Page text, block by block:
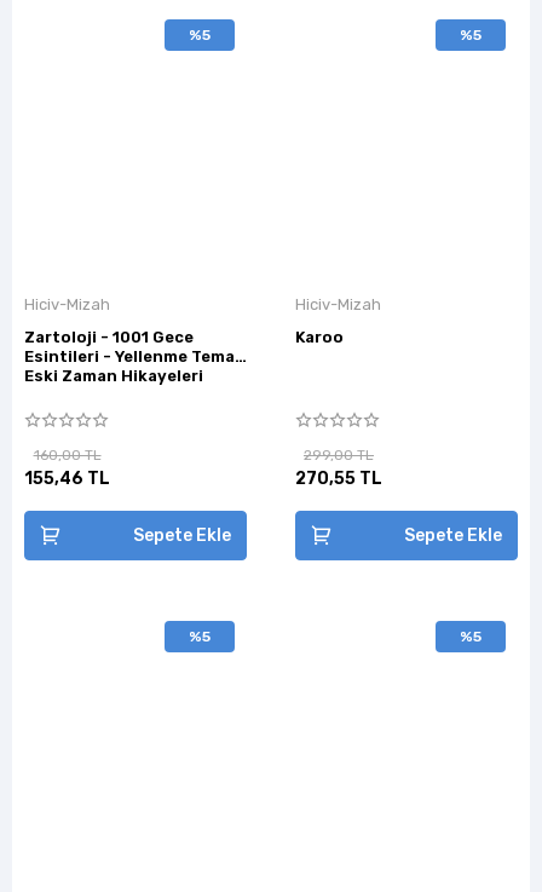
%5
Hiciv-Mizah
Zartoloji - 1001 Gece
Esintileri - Yellenme Temalı
Eski Zaman Hikayeleri
160,00 TL
155,46 TL
Sepete Ekle
%5
Hiciv-Mizah
Karoo
299,00 TL
270,55 TL
Sepete Ekle
%5 %5